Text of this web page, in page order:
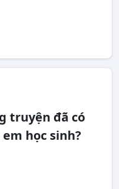
truyện đã có
học sinh?